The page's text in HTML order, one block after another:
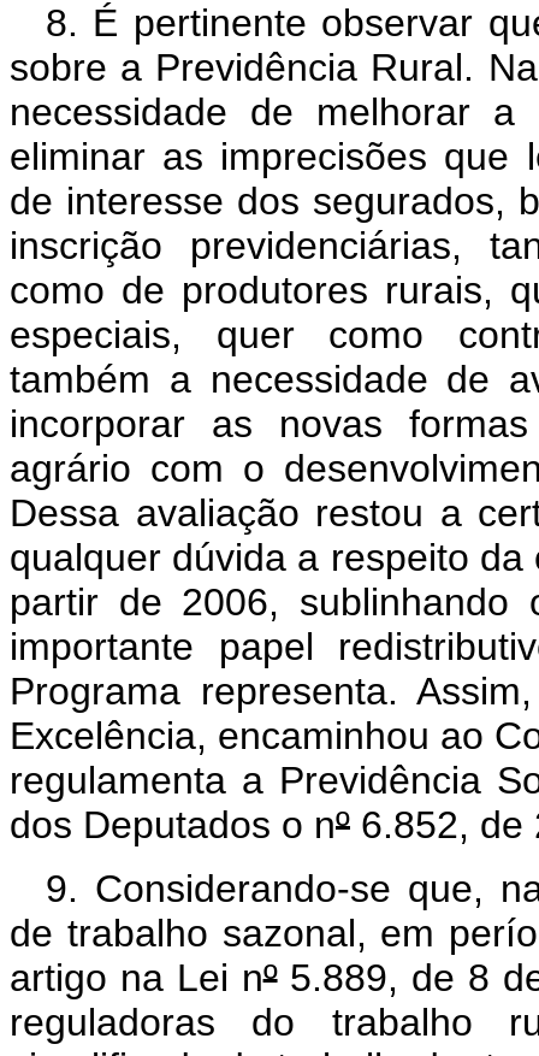
8. É pertinente observar
sobre a Previdência Rural.
necessidade de melhorar
eliminar as imprecisões que
de interesse dos segurados,
inscrição previdenciárias,
como de produtores rurais,
especiais, quer como
também a necessidade de
incorporar as novas
agrário com o
Dessa avaliação restou a
qualquer dúvida a respeito
partir de 2006, sublinhando
importante papel
Programa representa.
Excelência, encaminhou ao
regulamenta a Previdência
dos Deputados o nº 6.852, de
9. Considerando-se que,
de trabalho sazonal, em
artigo na Lei nº5.889, de 8
reguladoras do trabalho